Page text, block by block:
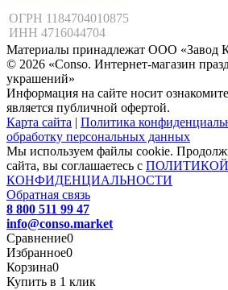
ОГРН 1184704010875
ИНН 4716044704
Материалы принадлежат ООО «Завод
© 2026 «Conso. Интернет-магазин
украшений»
Информация на сайте носит
является публичной офертой.
Карта сайта | Политика
обработку персональных данных
Мы используем файлы cookie.
сайта, вы соглашаетесь с ПОЛИТИКОЙ
КОНФИДЕНЦИАЛЬНОСТИ
Обратная связь
8 800 511 99 47
info@conso.market
Сравнение0
Избранное0
Корзина0
Купить в 1 клик